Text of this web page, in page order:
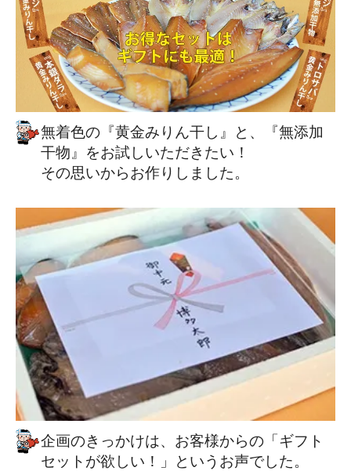
無着色の『黄金みりん干し』と、『無添加
干物』をお試しいただきたい！
その思いからお作りしました。
企画のきっかけは、お客様からの「ギフト
セットが欲しい！」というお声でした。